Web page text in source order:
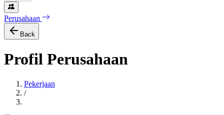
Perusahaan
Back
Profil Perusahaan
Pekerjaan
/